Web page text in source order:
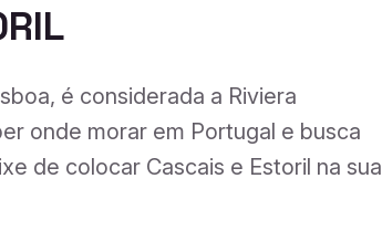
é considerada a Riviera
onde morar em Portugal e busca
de colocar Cascais e Estoril na sua